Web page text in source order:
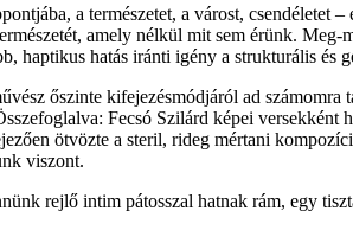
a természetet, a várost,
amely nélkül mit sem érünk.
haptikus hatás iránti igény a strukturális és
őszinte kifejezésmódjáról ad
Fecsó Szilárd képei
ötvözte a steril, rideg mértani
viszont.
rejlő intim pátosszal hatnak rám, egy